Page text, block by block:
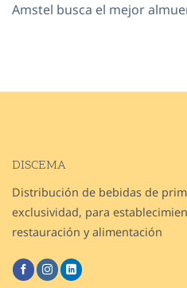
Amstel busca el mejor
DISCEMA
Distribución de bebidas de
exclusividad, para
restauración y alimentación